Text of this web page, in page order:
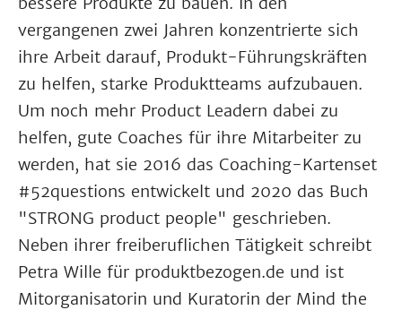
vergangenen zwei Jahren konzentrierte sich
ihre Arbeit darauf, Produkt-Führungskräften
zu helfen, starke Produktteams aufzubauen.
Um noch mehr Product Leadern dabei zu
helfen, gute Coaches für ihre Mitarbeiter zu
werden, hat sie 2016 das Coaching-Kartenset
#52questions entwickelt und 2020 das Buch
"STRONG product people" geschrieben.
Neben ihrer freiberuflichen Tätigkeit schreibt
Petra Wille für produktbezogen.de und ist
Mitorganisatorin und Kuratorin der Mind the